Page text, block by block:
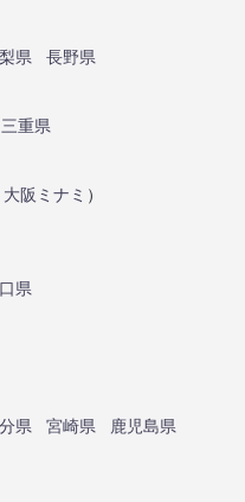
県
長野県
三重県
大阪ミナミ ）
県
県 宮崎県
鹿児島県